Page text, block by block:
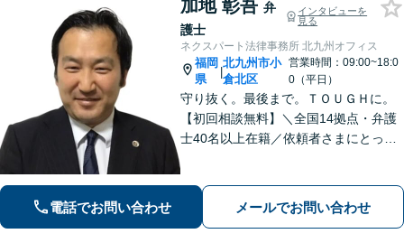
加地 彰吾 弁
護士
インタビューを
見る
ネクスパート法律事務所 北九州オフィス
福岡
県
|
北九州市小
倉北区
営業時間：09:00~18:0
0（平日）
守り抜く。最後まで。ＴＯＵＧＨに。
【初回相談無料】＼全国14拠点・弁護
士40名以上在籍／依頼者さまにとって
題/相続/交通事故/刑事事件など、ご相
談ください【夜間・休日対応】
電話でお問い合わせ メールでお問い合わせ